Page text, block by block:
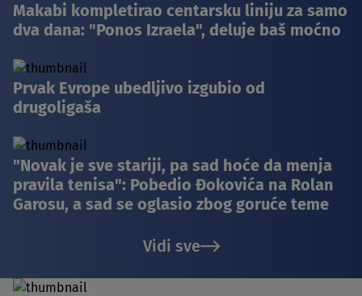
Makabi kompletirao centarsku liniju za samo
dva dana: "Ponos Izraela", deluje baš moćno
Prvak Evrope ubedljivo izgubio od
drugoligaša
"Novak je sve stariji, pa sad hoće da menja
pravila tenisa": Pobedio Đokovića na Rolan
Garosu, a sad se oglasio zbog goruće teme
Vidi sve